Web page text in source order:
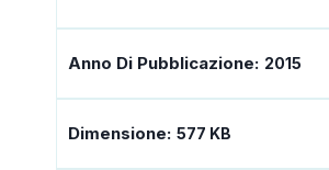
Anno Di Pubblicazione: 2015
Dimensione: 577 KB